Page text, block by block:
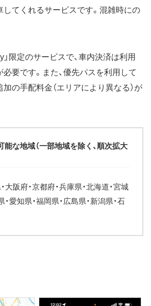
してくれるサービスです。混雑時にの
」限定のサービスで、車内決済は利用
要です。また、優先パスを利用して
の手配料金（エリアにより異なる）が
な地域（一部地域を除く、順次拡大
大阪府・京都府・兵庫県・北海道・宮城
・愛知県・福岡県・広島県・新潟県・石